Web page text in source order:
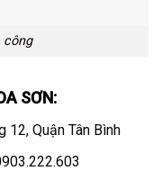
công
SƠN:
Quận Tân Bình